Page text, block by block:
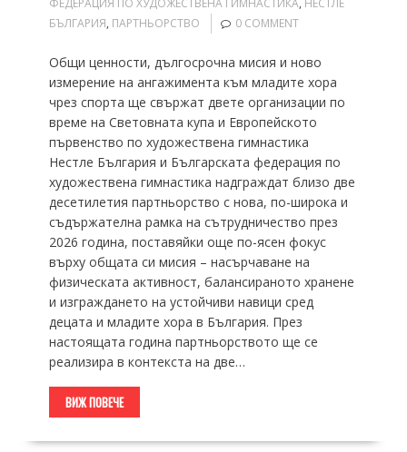
ФЕДЕРАЦИЯ ПО ХУДОЖЕСТВЕНА ГИМНАСТИКА, НЕСТЛЕ
БЪЛГАРИЯ, ПАРТНЬОРСТВО 0 COMMENT
Общи ценности, дългосрочна мисия и ново
измерение на ангажимента към младите хора
чрез спорта ще свържат двете организации по
време на Световната купа и Европейското
първенство по художествена гимнастика
Нестле България и Българската федерация по
художествена гимнастика надграждат близо две
десетилетия партньорство с нова, по-широка и
съдържателна рамка на сътрудничество през
2026 година, поставяйки още по-ясен фокус
върху общата си мисия – насърчаване на
физическата активност, балансираното хранене
и изграждането на устойчиви навици сред
децата и младите хора в България. През
настоящата година партньорството ще се
реализира в контекста на две…
ВИЖ ПОВЕЧЕ